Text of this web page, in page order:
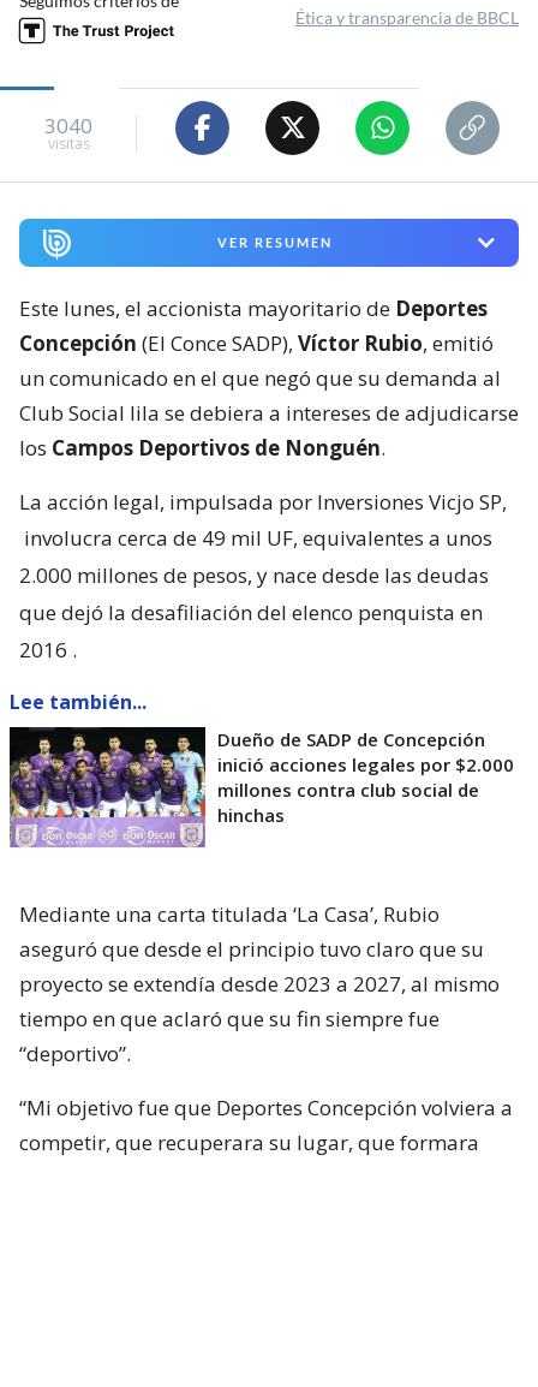
Ética y transparencia de BBCL
3040
visitas
VER RESUMEN
Este lunes, el accionista mayoritario de Deportes
Concepción (El Conce SADP), Víctor Rubio, emitió
un comunicado en el que negó que su demanda al
Club Social lila se debiera a intereses de adjudicarse
los Campos Deportivos de Nonguén.
La acción legal, impulsada por Inversiones Vicjo SP,
involucra cerca de 49 mil UF, equivalentes a unos
2.000 millones de pesos, y nace desde las deudas
que dejó la desafiliación del elenco penquista en
2016 .
Lee también...
Dueño de SADP de Concepción
inició acciones legales por $2.000
millones contra club social de
hinchas
Mediante una carta titulada ‘La Casa’, Rubio
aseguró que desde el principio tuvo claro que su
proyecto se extendía desde 2023 a 2027, al mismo
tiempo en que aclaró que su fin siempre fue
“deportivo”.
“Mi objetivo fue que Deportes Concepción volviera a
competir, que recuperara su lugar, que formara